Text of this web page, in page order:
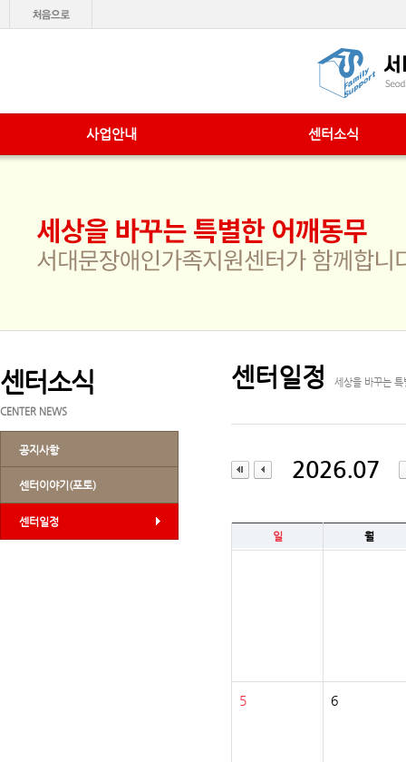
사업안내 센터소식
센터소식
CENTER NEWS
공지사항
센터이야기(포토)
센터일정
센터일정 세상을 바꾸는
2026.07
일 월
5 6